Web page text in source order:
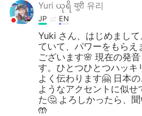
Yuri ယုရိ युरी 유리
JP EN
Yuki さん、はじめまし
ていて、パワーをもらえ
ございます🌸 現在の発
す。ひとつひとつハッキ
よく伝わります🤗 日本
ようなアクセントに似せ
た🤔 よろしかったら、
🤲